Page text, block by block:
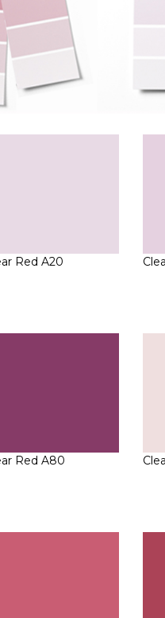
Red A20
Red A80